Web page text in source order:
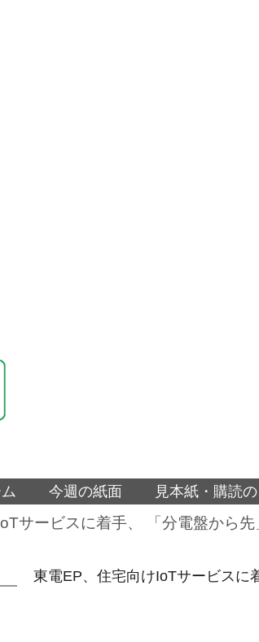
今週の紙面 見本紙・購読
サービスに着手、 「分電盤から先
東電EP、住宅向けIoTサービスに